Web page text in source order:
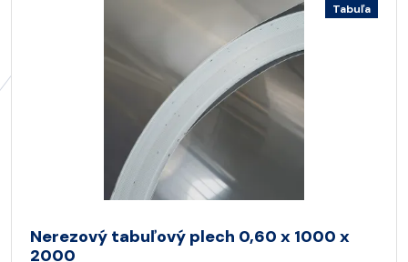
Tabuľa
Nerezový tabuľový plech 0,60 x 1000 x
2000